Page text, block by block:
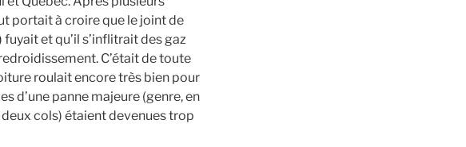
portait à croire que le joint de
et qu’il s’inflitrait des gaz
C’était de toute
roulait encore très bien pour
d’une panne majeure (genre, en
cols) étaient devenues trop